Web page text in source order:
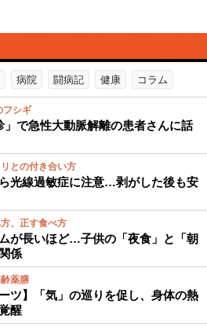
病院 闘病記 健康 コラム
フシギ
」で急性大動脈解離の患者さんに話
との付き合い方
光線過敏症に注意…剥がした後も安
、正す食べ方
が長いほど…子供の「夜食」と「朝
係
薬膳
ツ】「気」の巡りを促し、身体の熱
醒